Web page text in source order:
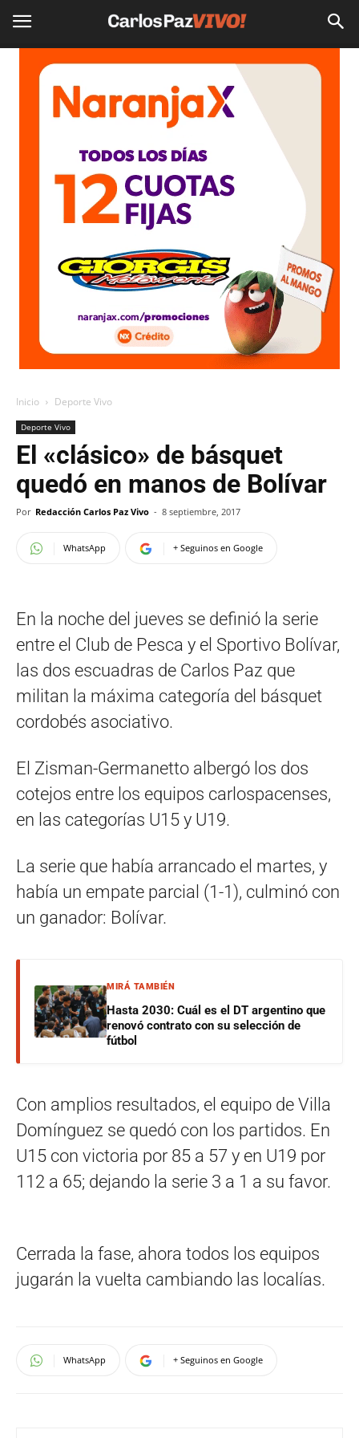
Inicio Deporte Vivo
Deporte Vivo
El «clásico» de básquet
quedó en manos de Bolívar
Por Redacción Carlos Paz Vivo - 8 septiembre, 2017
WhatsApp + Seguinos en Google
En la noche del jueves se definió la serie
entre el Club de Pesca y el Sportivo Bolívar,
las dos escuadras de Carlos Paz que
militan la máxima categoría del básquet
cordobés asociativo.
El Zisman-Germanetto albergó los dos
cotejos entre los equipos carlospacenses,
en las categorías U15 y U19.
La serie que había arrancado el martes, y
había un empate parcial (1-1), culminó con
un ganador: Bolívar.
MIRÁ TAMBIÉN
Hasta 2030: Cuál es el DT argentino que
renovó contrato con su selección de
fútbol
Con amplios resultados, el equipo de Villa
Domínguez se quedó con los partidos. En
U15 con victoria por 85 a 57 y en U19 por
112 a 65; dejando la serie 3 a 1 a su favor.
Cerrada la fase, ahora todos los equipos
jugarán la vuelta cambiando las localías.
WhatsApp + Seguinos en Google